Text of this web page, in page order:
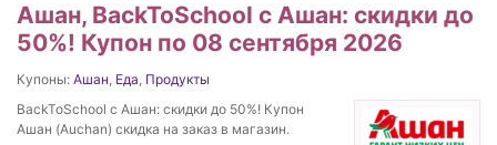
Ашан, BackToSchool с Ашан: скидки до
50%! Купон по 08 сентября 2026
Купоны: Ашан, Еда, Продукты
BackToSchool с Ашан: скидки до 50%! Купон
Ашан (Auchan) скидка на заказ в магазин.